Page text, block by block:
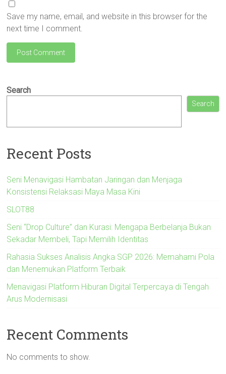
Save my name, email, and website in this browser for the
next time I comment.
Search
Search
Recent Posts
Seni Menavigasi Hambatan Jaringan dan Menjaga
Konsistensi Relaksasi Maya Masa Kini
SLOT88
Seni “Drop Culture” dan Kurasi: Mengapa Berbelanja Bukan
Sekadar Membeli, Tapi Memilih Identitas
Rahasia Sukses Analisis Angka SGP 2026: Memahami Pola
dan Menemukan Platform Terbaik
Menavigasi Platform Hiburan Digital Terpercaya di Tengah
Arus Modernisasi
Recent Comments
No comments to show.